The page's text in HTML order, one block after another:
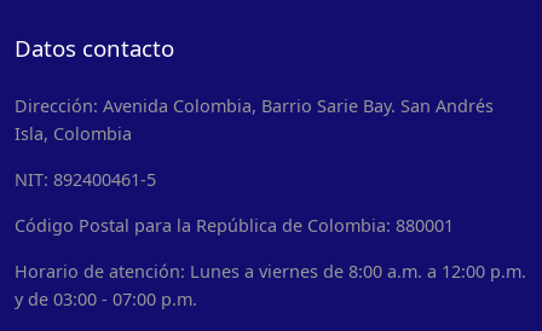
Datos contacto
Dirección: Avenida Colombia, Barrio Sarie Bay. San Andrés
Isla, Colombia
NIT: 892400461-5
Código Postal para la República de Colombia: 880001
Horario de atención: Lunes a viernes de 8:00 a.m. a 12:00 p.m.
y de 03:00 - 07:00 p.m.